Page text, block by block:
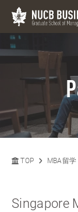
TOP MBA留学
Singapore